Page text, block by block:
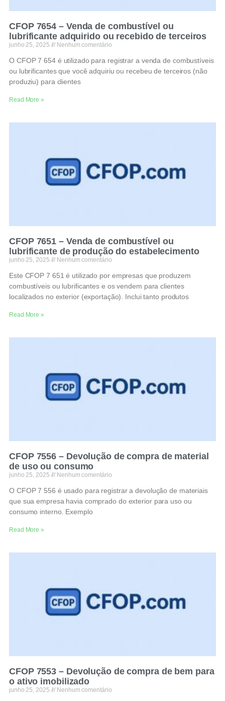
CFOP 7654 – Venda de combustível ou
lubrificante adquirido ou recebido de terceiros
junho 25, 2025 Nenhum comentário
O CFOP 7 654 é utilizado para registrar a venda de combustíveis
ou lubrificantes que você adquiriu ou recebeu de terceiros (não
produziu) para clientes
Read More »
CFOP 7651 – Venda de combustível ou
lubrificante de produção do estabelecimento
junho 25, 2025 Nenhum comentário
Este CFOP 7 651 é utilizado por empresas que produzem
combustíveis ou lubrificantes e os vendem para clientes
localizados no exterior (exportação). Inclui tanto produtos
Read More »
CFOP 7556 – Devolução de compra de material
de uso ou consumo
junho 25, 2025 Nenhum comentário
O CFOP 7 556 é usado para registrar a devolução de materiais
que sua empresa havia comprado do exterior para uso ou
consumo interno. Exemplo
Read More »
CFOP 7553 – Devolução de compra de bem para
o ativo imobilizado
junho 25, 2025 Nenhum comentário